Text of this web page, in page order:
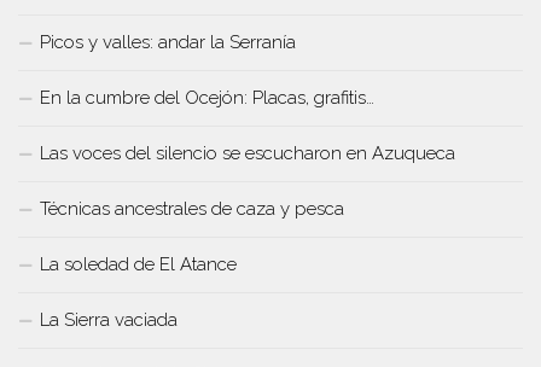
Picos y valles: andar la Serranía
En la cumbre del Ocejón: Placas, grafitis…
Las voces del silencio se escucharon en Azuqueca
Técnicas ancestrales de caza y pesca
La soledad de El Atance
La Sierra vaciada